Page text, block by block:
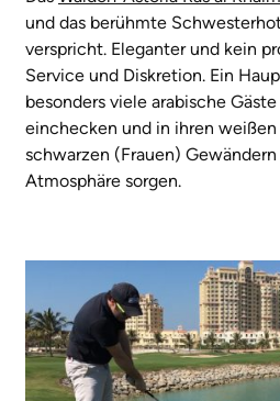
und das berühmte
verspricht. Eleganter und kein
Service und Diskretion. Ein
besonders viele arabische
einchecken und in ihren
schwarzen (Frauen)
Atmosphäre sorgen.